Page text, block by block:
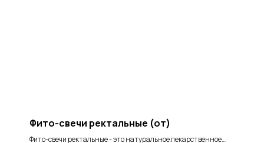
Фито-свечи ректальные (от)
Фито-свечи ректальные - это натуральное лекарственное